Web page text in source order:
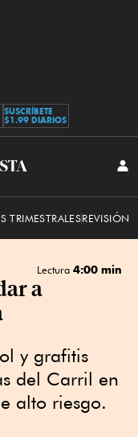
SUSCRÍBETE
$1.99 DIARIOS
TRIMESTRALESREVISIÓN
Lectura 4:00 min
a
y grafitis
del Carril en
alto riesgo.